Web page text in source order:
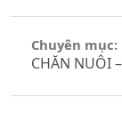
Chuyên mục:
CHĂN NUÔI